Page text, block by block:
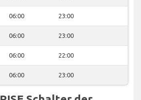
06:00 23:00
06:00 23:00
06:00 22:00
06:00 23:00